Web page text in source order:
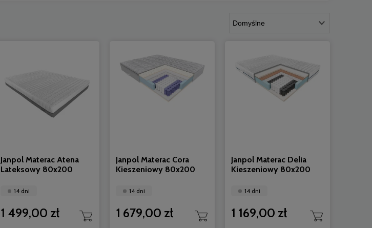
Janpol Materac Atena
Lateksowy 80x200
14 dni
1 499,00 zł
Janpol Materac Cora
Kieszeniowy 80x200
14 dni
1 679,00 zł
Janpol Materac Delia
Kieszeniowy 80x200
14 dni
1 169,00 zł